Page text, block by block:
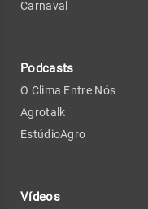
Carnaval
Podcasts
O Clima Entre Nós
Agrotalk
EstúdioAgro
Vídeos